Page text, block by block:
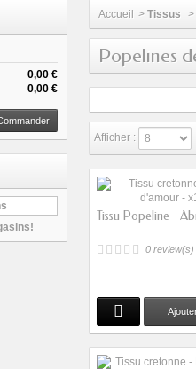
0,00 €
0,00 €
Accueil > Tissus >
Popelines
Afficher :
Tissu Popeline -
0 review(s)